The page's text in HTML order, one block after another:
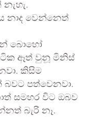
නාද වෙන්නෙත්
බොහෝ
ඈත් වුනූ මිනිස්
කිසිම
බවට පත්වෙනවා.
සමහර විට ඔබව
බැරි නෑ.